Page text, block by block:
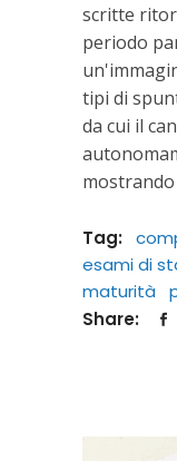
scritte
periodo
tipi di
da cui il
mostrando
Tag:
esami di
maturità
Share: